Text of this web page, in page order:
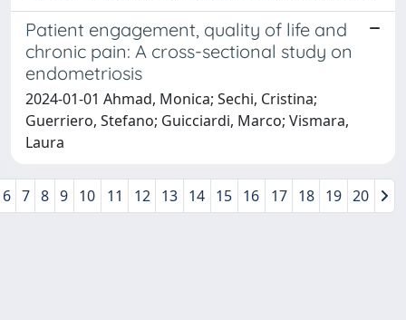
Patient engagement, quality of life and
chronic pain: A cross-sectional study on
endometriosis
2024-01-01 Ahmad, Monica; Sechi, Cristina;
Guerriero, Stefano; Guicciardi, Marco; Vismara,
Laura
6 7 8 9 10 11 12 13 14 15 16 17 18 19 20